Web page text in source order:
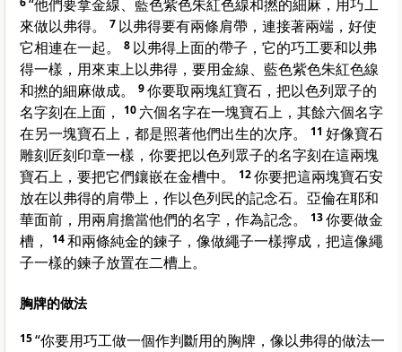
“他們要拿金線、藍色紫色朱紅色線和撚的細麻，用巧工
來做以弗得。
7 以弗得要有兩條肩帶，連接著兩端，好使
它相連在一起。
8 以弗得上面的帶子，它的巧工要和以弗
得一樣，用來束上以弗得，要用金線、藍色紫色朱紅色線
和撚的細麻做成。
9你要取兩塊紅寶石，把以色列眾子的
名字刻在上面，
10 六個名字在一塊寶石上，其餘六個名字
在另一塊寶石上，都是照著他們出生的次序。
11 好像寶石
雕刻匠刻印章一樣，你要把以色列眾子的名字刻在這兩塊
寶石上，要把它們鑲嵌在金槽中。
12你要把這兩塊寶石安
放在以弗得的肩帶上，作以色列民的記念石。亞倫在耶和
華面前，用兩肩擔當他們的名字，作為記念。
13你要做金
槽，
14和兩條純金的鍊子，像做繩子一樣擰成，把這像繩
子一樣的鍊子放置在二槽上。
胸牌的做法
15“你要用巧工做一個作判斷用的胸牌，像以弗得的做法一